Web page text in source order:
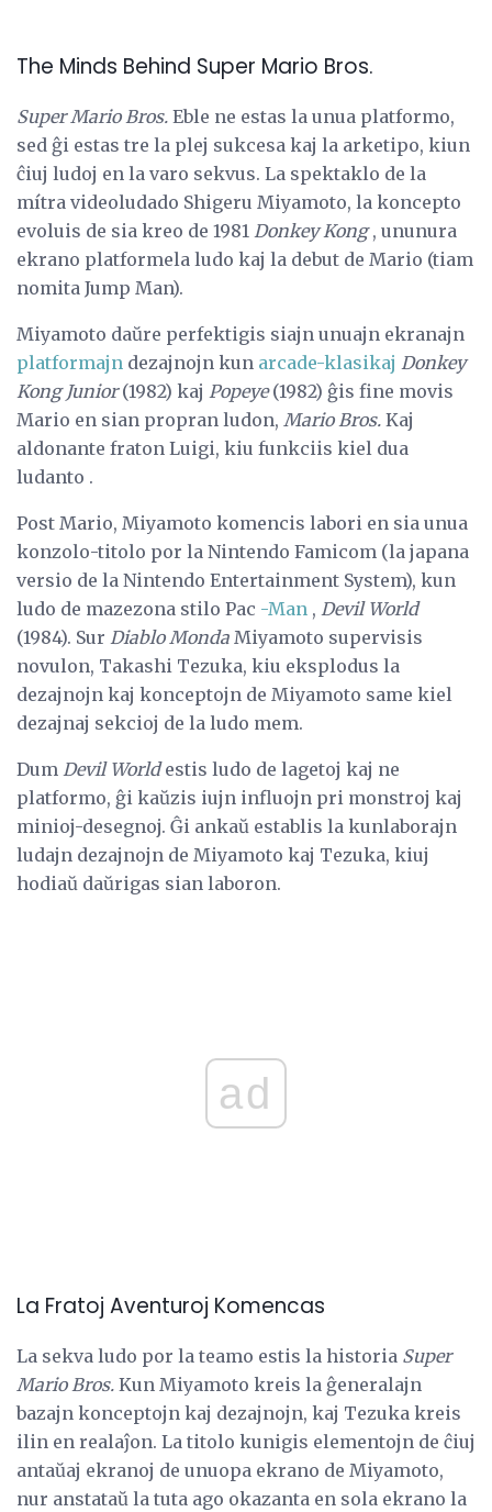
The Minds Behind Super Mario Bros.
Super Mario Bros. Eble ne estas la unua platformo,
sed ĝi estas tre la plej sukcesa kaj la arketipo, kiun
ĉiuj ludoj en la varo sekvus. La spektaklo de la
mítra videoludado Shigeru Miyamoto, la koncepto
evoluis de sia kreo de 1981 Donkey Kong, ununura
ekrano platformela ludo kaj la debut de Mario (tiam
nomita Jump Man).
Miyamoto daŭre perfektigis siajn unuajn ekranajn
platformajn dezajnojn kun arcade-klasikaj Donkey
Kong Junior(1982) kaj Popeye(1982) ĝis fine movis
Mario en sian propran ludon, Mario Bros. Kaj
aldonante fraton Luigi, kiu funkciis kiel dua
ludanto .
Post Mario, Miyamoto komencis labori en sia unua
konzolo-titolo por la Nintendo Famicom (la japana
versio de la Nintendo Entertainment System), kun
ludo de mazezona stilo Pac -Man , Devil World
(1984). Sur Diablo Monda Miyamoto supervisis
novulon, Takashi Tezuka, kiu eksplodus la
dezajnojn kaj konceptojn de Miyamoto same kiel
dezajnaj sekcioj de la ludo mem.
Dum Devil Worldestis ludo de lagetoj kaj ne
platformo, ĝi kaŭzis iujn influojn pri monstroj kaj
minioj-desegnoj. Ĝi ankaŭ establis la kunlaborajn
ludajn dezajnojn de Miyamoto kaj Tezuka, kiuj
hodiaŭ daŭrigas sian laboron.
ad
La Fratoj Aventuroj Komencas
La sekva ludo por la teamo estis la historia Super
Mario Bros. Kun Miyamoto kreis la ĝeneralajn
bazajn konceptojn kaj dezajnojn, kaj Tezuka kreis
ilin en realaĵon. La titolo kunigis elementojn de ĉiuj
antaŭaj ekranoj de unuopa ekrano de Miyamoto,
nur anstataŭ la tuta ago okazanta en sola ekrano la